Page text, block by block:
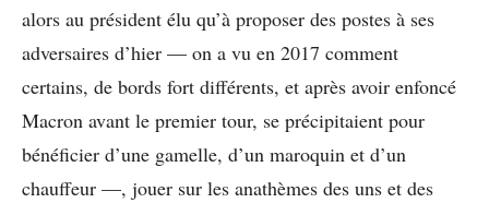
alors au président élu qu’à proposer des postes à ses
adversaires d’hier — on a vu en 2017 comment
certains, de bords fort différents, et après avoir enfoncé
Macron avant le premier tour, se précipitaient pour
bénéficier d’une gamelle, d’un maroquin et d’un
chauffeur —, jouer sur les anathèmes des uns et des